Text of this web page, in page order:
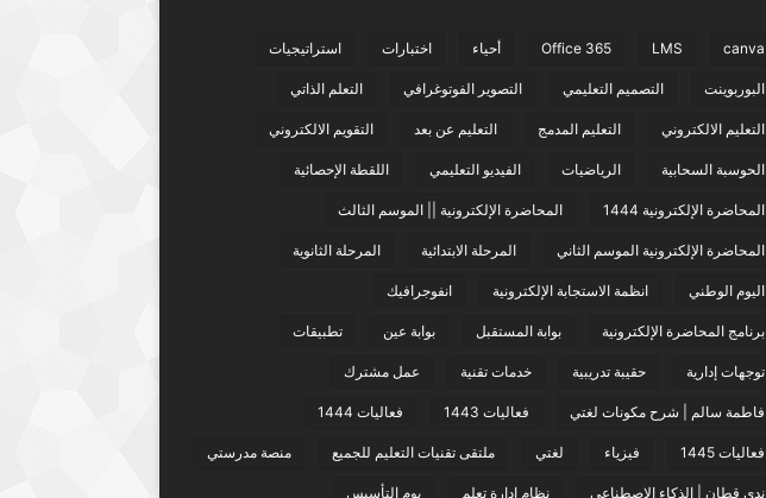
canva
LMS
Office 365 أحياء اختبارات استراتيجيات
البوربوينت التصميم التعليمي التصوير الفوتوغرافي التعلم الذاتي
التعليم الالكتروني التعليم المدمج التعليم عن بعد التقويم الالكتروني
الحوسبة السحابية الرياضيات الفيديو التعليمي اللقطة الإحصائية
المحاضرة الإلكترونية 1444 المحاضرة الإلكترونية || الموسم الثالث
المحاضرة الإلكترونية الموسم الثاني المرحلة الابتدائية المرحلة الثانوية
اليوم الوطني انظمة الاستجابة الإلكترونية انفوجرافيك
برنامج المحاضرة الإلكترونية بوابة المستقبل بوابة عين تطبيقات
توجهات إدارية حقيبة تدريبية خدمات تقنية عمل مشترك
فاطمة سالم | شرح مكونات لغتي فعاليات 1443 فعاليات 1444
فعاليات 1445 فيزياء لغتي ملتقى تقنيات التعليم للجميع منصة مدرستي
ندى قطان | الذكاء الاصطناعي نظام إدارة تعلم يوم التأسيس